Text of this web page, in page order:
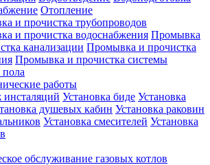
Отопление
и прочистка трубопроводов
и прочистка водоснабжения Промывка
канализации Промывка и прочистка
Промывка и прочистка системы
пола
работы
Установка биде Установка
душевых кабин Установка раковин
Установка смесителей Установка
обслуживание газовых котлов